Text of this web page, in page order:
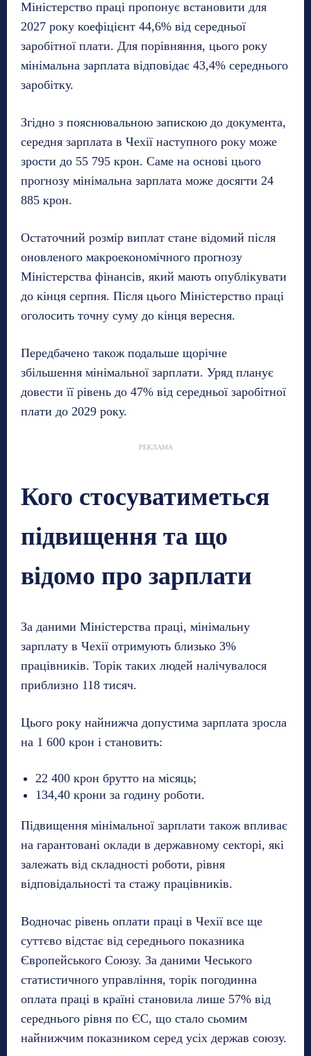
Міністерство праці пропонує встановити для
2027 року коефіцієнт 44,6% від середньої
заробітної плати. Для порівняння, цього року
мінімальна зарплата відповідає 43,4% середнього
заробітку.
Згідно з пояснювальною запискою до документа,
середня зарплата в Чехії наступного року може
зрости до 55 795 крон. Саме на основі цього
прогнозу мінімальна зарплата може досягти 24
885 крон.
Остаточний розмір виплат стане відомий після
оновленого макроекономічного прогнозу
Міністерства фінансів, який мають опублікувати
до кінця серпня. Після цього Міністерство праці
оголосить точну суму до кінця вересня.
Передбачено також подальше щорічне
збільшення мінімальної зарплати. Уряд планує
довести її рівень до 47% від середньої заробітної
плати до 2029 року.
РЕКЛАМА
Кого стосуватиметься
підвищення та що
відомо про зарплати
За даними Міністерства праці, мінімальну
зарплату в Чехії отримують близько 3%
працівників. Торік таких людей налічувалося
приблизно 118 тисяч.
Цього року найнижча допустима зарплата зросла
на 1 600 крон і становить:
22 400 крон брутто на місяць;
134,40 крони за годину роботи.
Підвищення мінімальної зарплати також впливає
на гарантовані оклади в державному секторі, які
залежать від складності роботи, рівня
відповідальності та стажу працівників.
Водночас рівень оплати праці в Чехії все ще
суттєво відстає від середнього показника
Європейського Союзу. За даними Чеського
статистичного управління, торік погодинна
оплата праці в країні становила лише 57% від
середнього рівня по ЄС, що стало сьомим
найнижчим показником серед усіх держав союзу.